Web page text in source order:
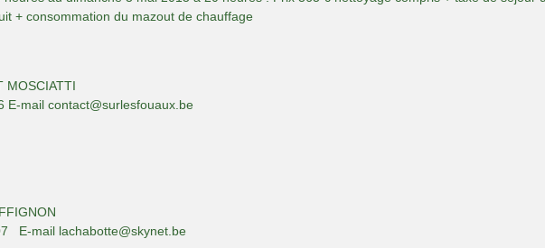
+ consommation du mazout de chauffage
MOSCIATTI
mail contact@surlesfouaux.be
E-mail lachabotte@skynet.be